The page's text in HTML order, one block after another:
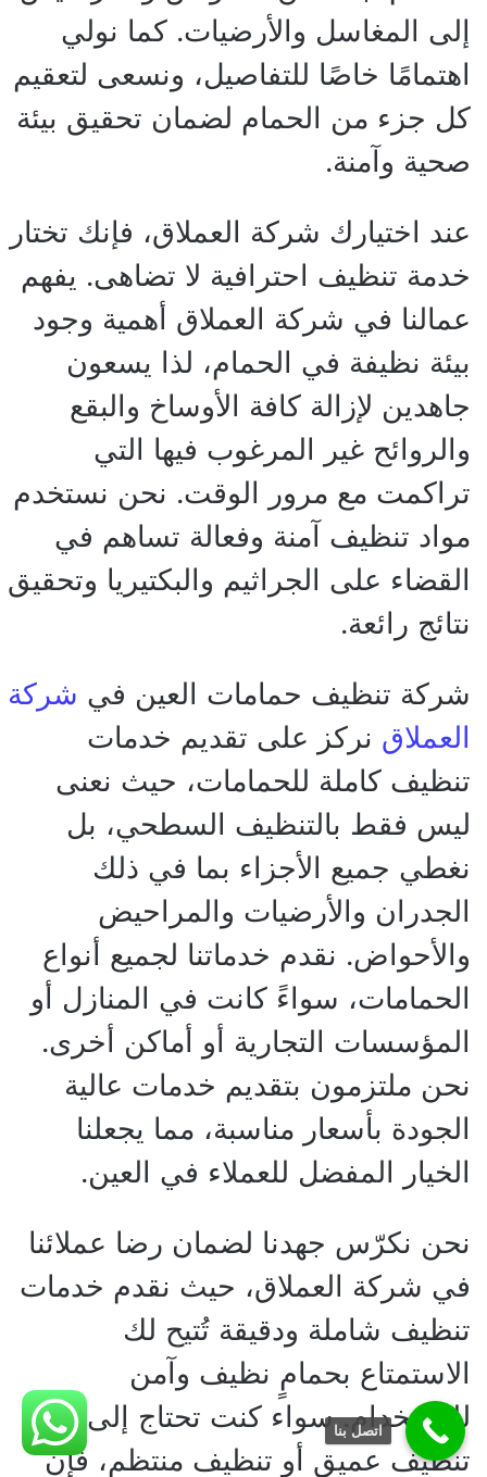
إلى المغاسل والأرضيات. كما نولي
اهتمامًا خاصًا للتفاصيل، ونسعى لتعقيم
كل جزء من الحمام لضمان تحقيق بيئة
صحية وآمنة.
عند اختيارك شركة العملاق، فإنك تختار
خدمة تنظيف احترافية لا تضاهى. يفهم
عمالنا في شركة العملاق أهمية وجود
بيئة نظيفة في الحمام، لذا يسعون
جاهدين لإزالة كافة الأوساخ والبقع
والروائح غير المرغوب فيها التي
تراكمت مع مرور الوقت. نحن نستخدم
مواد تنظيف آمنة وفعالة تساهم في
القضاء على الجراثيم والبكتيريا وتحقيق
نتائج رائعة.
شركة تنظيف حمامات العين في شركة
العملاق نركز على تقديم خدمات
تنظيف كاملة للحمامات، حيث نعنى
ليس فقط بالتنظيف السطحي، بل
نغطي جميع الأجزاء بما في ذلك
الجدران والأرضيات والمراحيض
والأحواض. نقدم خدماتنا لجميع أنواع
الحمامات، سواءً كانت في المنازل أو
المؤسسات التجارية أو أماكن أخرى.
نحن ملتزمون بتقديم خدمات عالية
الجودة بأسعار مناسبة، مما يجعلنا
الخيار المفضل للعملاء في العين.
نحن نكرّس جهدنا لضمان رضا عملائنا
في شركة العملاق، حيث نقدم خدمات
تنظيف شاملة ودقيقة تُتيح لك
الاستمتاع بحمامٍ نظيف وآمن
للاستخدام. سواء كنت تحتاج إلى
تنظيف عميق أو تنظيف منتظم، فإن
اتصل بنا